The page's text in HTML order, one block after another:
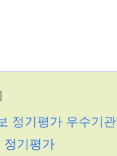
정기평가 우수기
정기평가